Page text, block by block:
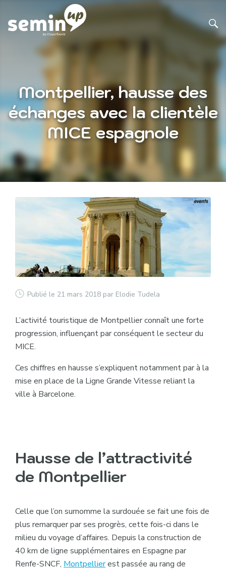
Montpellier, hausse des
échanges avec la clientèle
MICE espagnole
Publié le 21 mars 2018 par Elodie Tudela
L’activité touristique de Montpellier connaît une forte
progression, influençant par conséquent le secteur du
MICE.
Ces chiffres en hausse s’expliquent notamment par à la
mise en place de la Ligne Grande Vitesse reliant la
ville à Barcelone.
Hausse de l’attractivité
de Montpellier
Celle que l’on surnomme la surdouée se fait une fois de
plus remarquer par ses progrès, cette fois-ci dans le
milieu du voyage d’affaires. Depuis la construction de
40 km de ligne supplémentaires en Espagne par
Renfe-SNCF, Montpellierest passée au rang de